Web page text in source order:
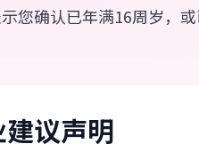
您确认已年满16周岁，或
议声明